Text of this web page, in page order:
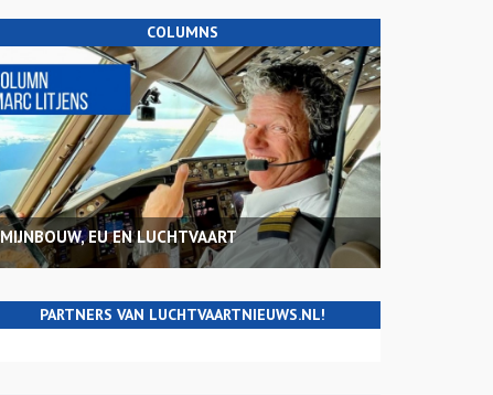
COLUMNS
MIJNBOUW, EU EN LUCHTVAART
PARTNERS VAN LUCHTVAARTNIEUWS.NL!